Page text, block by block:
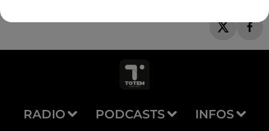
RADIO PODCASTS INFOS